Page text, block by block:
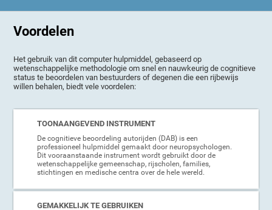
Voordelen
Het gebruik van dit computer hulpmiddel, gebaseerd op
wetenschappelijke methodologie om snel en nauwkeurig de cognitieve
status te beoordelen van bestuurders of degenen die een rijbewijs
willen behalen, biedt vele voordelen:
TOONAANGEVEND INSTRUMENT
De cognitieve beoordeling autorijden (DAB) is een
professioneel hulpmiddel gemaakt door neuropsychologen.
Dit vooraanstaande instrument wordt gebruikt door de
wetenschappelijke gemeenschap, rijscholen, families,
stichtingen en medische centra over de hele wereld.
GEMAKKELIJK TE GEBRUIKEN